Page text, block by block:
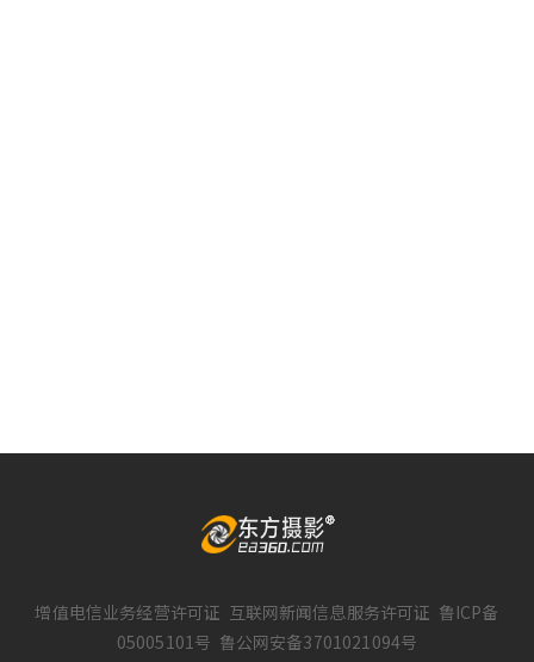
增值电信业务经营许可证 互联网新闻信息服务许可证 鲁ICP备
05005101号 鲁公网安备3701021094号